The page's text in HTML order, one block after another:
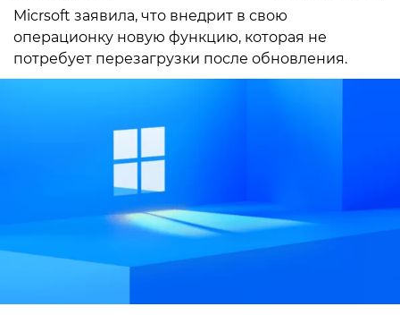
Micrsoft заявила, что внедрит в свою
операционку новую функцию, которая не
потребует перезагрузки после обновления.